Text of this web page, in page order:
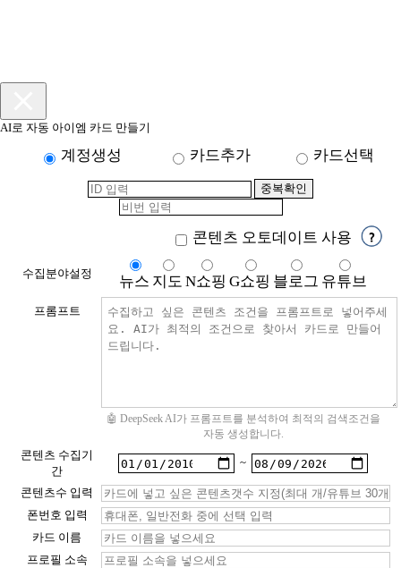
AI로 자동 아이엠 카드 만들기
계정생성 카드추가 카드선택
콘텐츠 오토데이트 사용
수집분야설정 뉴스 지도 N쇼핑 G쇼핑 블로그 유튜브
프롬프트
🤖 DeepSeek AI가 프롬프트를 분석하여 최적의 검색조건을
자동 생성합니다.
콘텐츠 수집기
간
~
콘텐츠수 입력
폰번호 입력
카드 이름
프로필 소속